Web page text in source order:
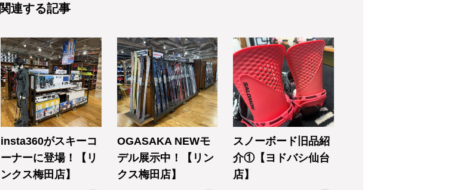
関連する記事
insta360がスキーコ
ーナーに登場！【リ
ンクス梅田店】
OGASAKA NEWモ
デル展示中！【リン
クス梅田店】
スノーボード旧品紹
介①【ヨドバシ仙台
店】